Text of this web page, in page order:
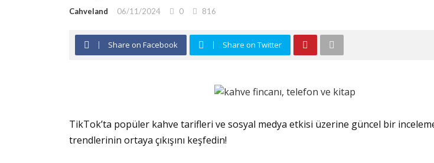
Cahveland 06/11/2024 0 816
Share on Facebook Share on Twitter
TikTok’ta popüler kahve tarifleri ve sosyal medya etkisi üzerine güncel bir
trendlerinin ortaya çıkışını keşfedin!